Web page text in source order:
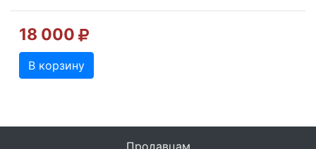
18 000
В корзину